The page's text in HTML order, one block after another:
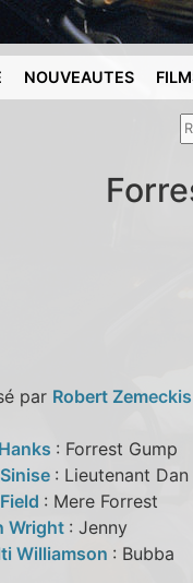
NOUVEAUTES
par Robert Zemeckis
: Forrest Gump
: Lieutenant
: Mere Forrest
Wright : Jenny
Williamson : Bubba